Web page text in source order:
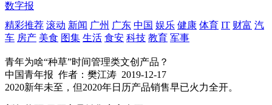
数字报
精彩推荐 滚动 新闻 广州 广东 中国 娱乐 健康 体育 IT 财富 汽
车 房产 美食 图集 生活 食安 科技 教育 军事
青年为啥“种草”时间管理类文创产品？
中国青年报 作者：樊江涛 2019-12-17
2020新年未至，但2020年日历产品销售早已火力全开。